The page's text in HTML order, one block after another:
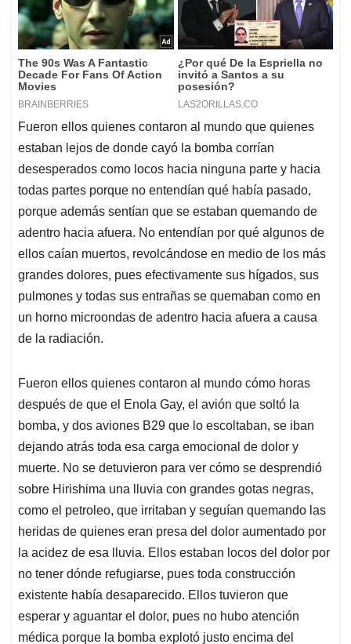
Fueron ellos quienes contaron al mundo que quienes
estaban lejos de donde cayó la bomba corrían
desesperados como locos hacia ninguna parte y hacia
todas partes porque no entendían qué había pasado,
porque además sentían que se estaban quemando de
adentro hacia afuera. No entendían por qué algunos de
ellos caían muertos, revolcándose en medio de los más
grandes dolores, pues efectivamente sus hígados, sus
pulmones y todas sus entrañas se quemaban como en
un horno microondas de adentro hacia afuera a causa
de la radiación.
Fueron ellos quienes contaron al mundo cómo horas
después de que el Enola Gay, el avión que soltó la
bomba, y dos aviones B29 que lo escoltaban, se iban
dejando atrás toda esa carga emocional de dolor y
muerte. No se detuvieron para ver cómo se desprendió
sobre Hirishima una lluvia con grandes gotas negras,
como el petroleo, que irritaban y seguían quemando las
heridas de quienes eran presa del dolor aumentado por
la acidez de esa lluvia. Ellos estaban locos del dolor por
no tener dónde refugiarse, pues toda construcción
existente había desaparecido. Ellos tuvieron que
esperar y aguantar el dolor, pues no hubo atención
médica porque la bomba explotó justo encima del